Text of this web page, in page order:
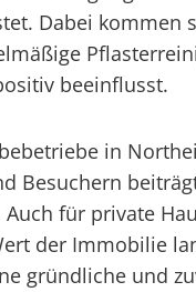
Dabei kommen
beeinflusst.
in
Besuchern
Auch für private
der Immobilie
gründliche und